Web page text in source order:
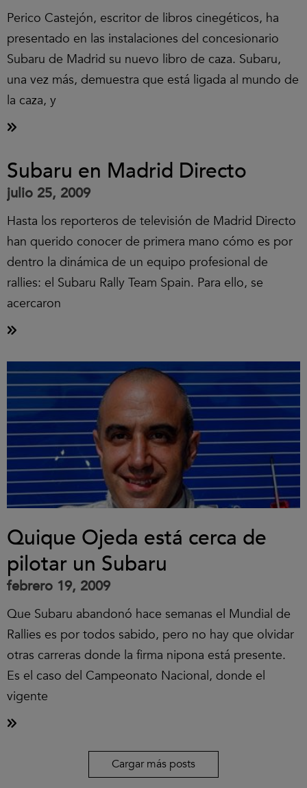
Perico Castejón, escritor de libros cinegéticos, ha
presentado en las instalaciones del concesionario
Subaru de Madrid su nuevo libro de caza. Subaru,
una vez más, demuestra que está ligada al mundo de
la caza, y
Subaru en Madrid Directo
julio 25, 2009
Hasta los reporteros de televisión de Madrid Directo
han querido conocer de primera mano cómo es por
dentro la dinámica de un equipo profesional de
rallies: el Subaru Rally Team Spain. Para ello, se
acercaron
Quique Ojeda está cerca de
pilotar un Subaru
febrero 19, 2009
Que Subaru abandonó hace semanas el Mundial de
Rallies es por todos sabido, pero no hay que olvidar
otras carreras donde la firma nipona está presente.
Es el caso del Campeonato Nacional, donde el
vigente
Cargar más posts